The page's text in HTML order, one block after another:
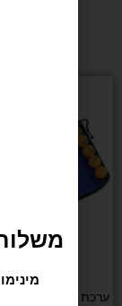
טניס
ערכת טניס שולחן JOOLA Family
(לא